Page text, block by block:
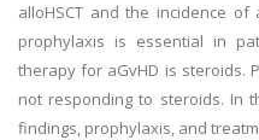
alloHSCT and the incidence of
prophylaxis is essential in
therapy for aGvHD is steroids.
not responding to steroids. In
findings, prophylaxis, and